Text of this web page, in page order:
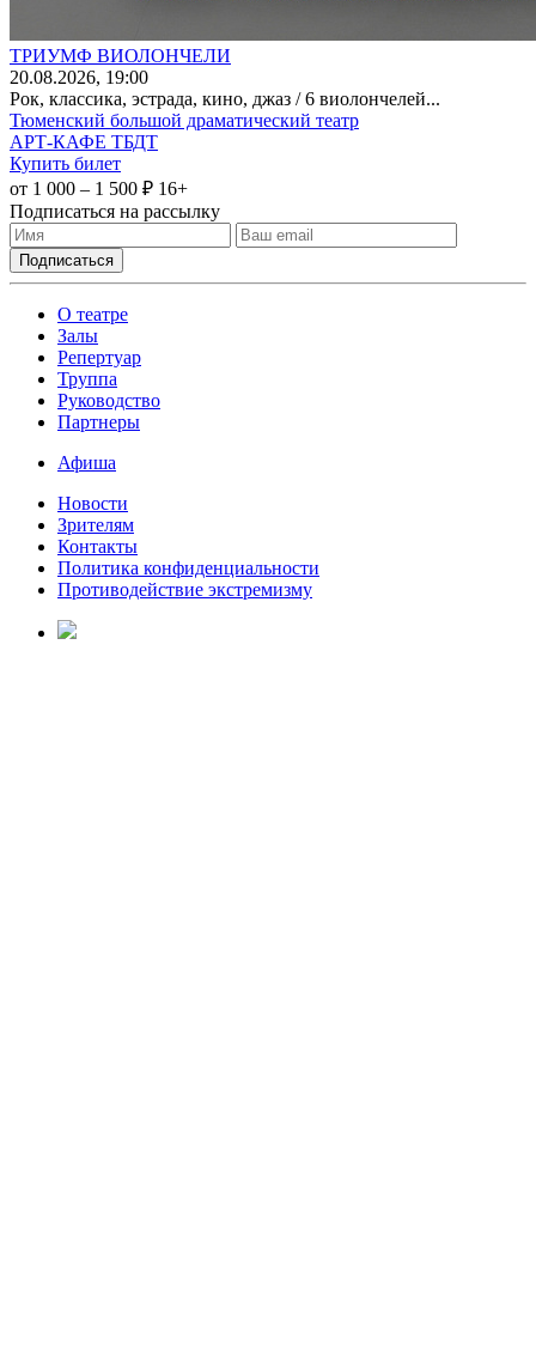
ТРИУМФ ВИОЛОНЧЕЛИ
20.08.2026, 19:00
Рок, классика, эстрада, кино, джаз / 6 виолончелей...
Тюменский большой драматический театр
АРТ-КАФЕ ТБДТ
Купить билет
от 1 000 – 1 500 ₽ 16+
Подписаться на рассылку
О театре
Залы
Репертуар
Труппа
Руководство
Партнеры
Афиша
Новости
Зрителям
Контакты
Политика конфиденциальности
Противодействие экстремизму